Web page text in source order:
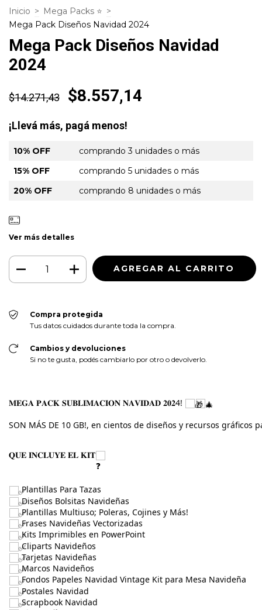
Inicio > Mega Packs ⭐ >
Mega Pack Diseños Navidad 2024
Mega Pack Diseños Navidad
2024
$14.271,43 $8.557,14
¡Llevá más, pagá menos!
10% OFF
comprando 3 unidades o más
15% OFF
comprando 5 unidades o más
20% OFF
comprando 8 unidades o más
Ver más detalles
Compra protegida
Tus datos cuidados durante toda la compra.
Cambios y devoluciones
Si no te gusta, podés cambiarlo por otro o devolverlo.
𝐌𝐄𝐆𝐀 𝐏𝐀𝐂𝐊 𝐒𝐔𝐁𝐋𝐈𝐌𝐀𝐂𝐈𝐎𝐍 𝐍𝐀𝐕𝐈𝐃𝐀𝐃 𝟐𝟎𝟐4! ,
SON MÁS DE 10 GB!, en cientos de diseños y recursos
𝐐𝐔𝐄 𝐈𝐍𝐂𝐋𝐔𝐘𝐄 𝐄𝐋 𝐊𝐈𝐓
Plantillas Para Tazas
Diseños Bolsitas Navideñas
Plantillas Multiuso; Poleras, Cojines y Más!
Frases Navideñas Vectorizadas
Kits Imprimibles en PowerPoint
Cliparts Navideños
Tarjetas Navideñas
Marcos Navideños
Fondos Papeles Navidad Vintage Kit para Mesa Navideña
Postales Navidad
Scrapbook Navidad